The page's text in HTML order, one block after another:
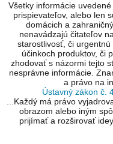
Všetky informácie
prispievateľov, alebo len
domácich a
nenavádzajú čitateľov
starostlivosť, či
účinkoch produktov, či
zhodovať s názormi tejto
nesprávne informácie.
a právo na
Ústavný zákon č.
...Každý má právo
obrazom alebo iným
prijímať a rozširovať